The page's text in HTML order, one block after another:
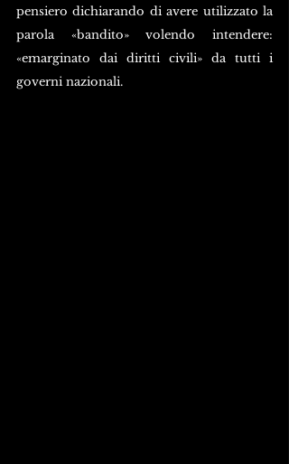
pensiero dichiarando di avere utilizzato la
parola «bandito» volendo intendere:
«emarginato dai diritti civili» da tutti i
governi nazionali.